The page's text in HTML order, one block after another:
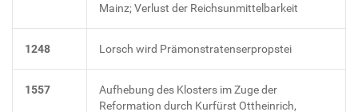
Mainz; Verlust der Reichsunmittelbarkeit
1248 Lorsch wird Prämonstratenserpropstei
1557
Aufhebung des Klosters im Zuge der
Reformation durch Kurfürst Ottheinrich,